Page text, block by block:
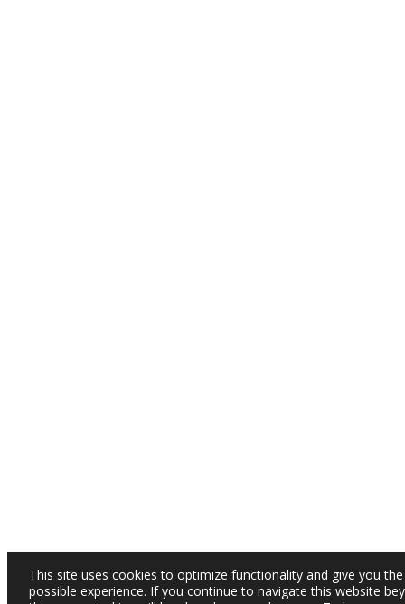
This site uses cookies to optimize functionality and give you
possible experience. If you continue to navigate this website